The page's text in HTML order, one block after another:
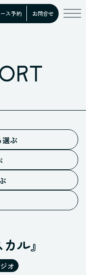
ス予約 お問合せ
選ぶ
スル』
オ